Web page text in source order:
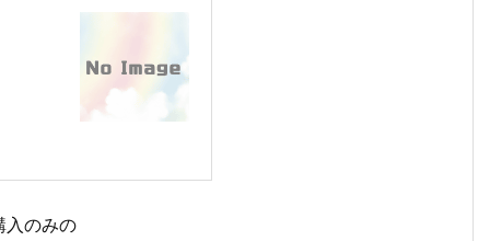
のみの